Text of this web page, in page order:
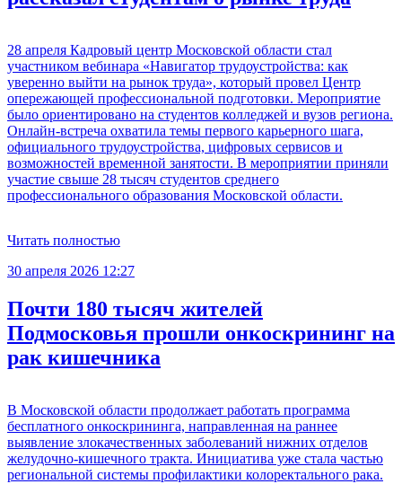
28 апреля Кадровый центр Московской области стал
участником вебинара «Навигатор трудоустройства: как
уверенно выйти на рынок труда», который провел Центр
опережающей профессиональной подготовки. Мероприятие
было ориентировано на студентов колледжей и вузов региона.
Онлайн-встреча охватила темы первого карьерного шага,
официального трудоустройства, цифровых сервисов и
возможностей временной занятости. В мероприятии приняли
участие свыше 28 тысяч студентов среднего
профессионального образования Московской области.
Читать полностью
30 апреля 2026 12:27
Почти 180 тысяч жителей
Подмосковья прошли онкоскрининг на
рак кишечника
В Московской области продолжает работать программа
бесплатного онкоскрининга, направленная на раннее
выявление злокачественных заболеваний нижних отделов
желудочно-кишечного тракта. Инициатива уже стала частью
региональной системы профилактики колоректального рака.